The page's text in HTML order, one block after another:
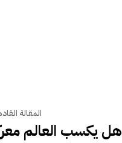
المقالة
هل يكسب العالم